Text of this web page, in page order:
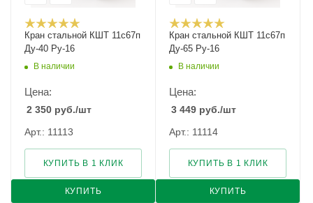
Кран стальной КШТ 11с67п
Ду-40 Ру-16
В наличии
Цена:
2 350 руб./шт
Арт.: 11113
КУПИТЬ
КУПИТЬ В 1 КЛИК
Кран стальной КШТ 11с67п
Ду-65 Ру-16
В наличии
Цена:
3 449 руб./шт
Арт.: 11114
КУПИТЬ
КУПИТЬ В 1 КЛИК